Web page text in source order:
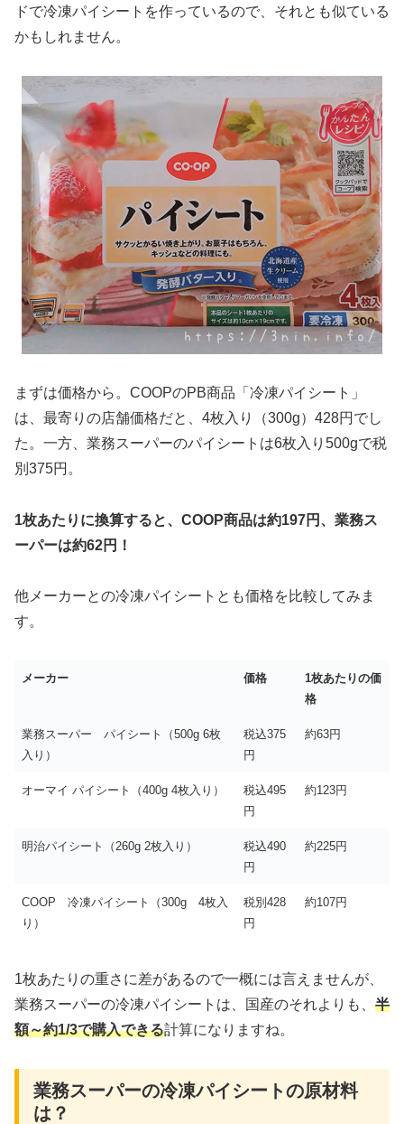
ドで冷凍パイシートを作っているので、それとも似ている
かもしれません。
まずは価格から。COOPのPB商品「冷凍パイシート」
は、最寄りの店舗価格だと、4枚入り（300g）428円でし
た。一方、業務スーパーのパイシートは6枚入り500gで税
別375円。
1枚あたりに換算すると、COOP商品は約197円、業務ス
ーパーは約62円！
他メーカーとの冷凍パイシートとも価格を比較してみま
す。
メーカー 価格
1枚あたりの価
格
業務スーパー パイシート（500g 6枚
入り）
税込375
円
約63円
オーマイ パイシート（400g 4枚入り）
税込495
円
約123円
明治パイシート（260g 2枚入り）
税込490
円
約225円
COOP 冷凍パイシート（300g 4枚入
り）
税別428
円
約107円
1枚あたりの重さに差があるので一概には言えませんが、
業務スーパーの冷凍パイシートは、国産のそれよりも、 半
額～約1/3で購入できる計算になりますね。
業務スーパーの冷凍パイシートの原材料
は？